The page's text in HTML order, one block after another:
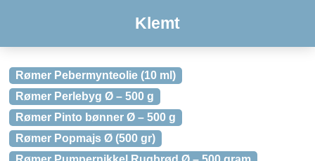
Klemt
Rømer Pebermynteolie (10 ml)
Rømer Perlebyg Ø – 500 g
Rømer Pinto bønner Ø – 500 g
Rømer Popmajs Ø (500 gr)